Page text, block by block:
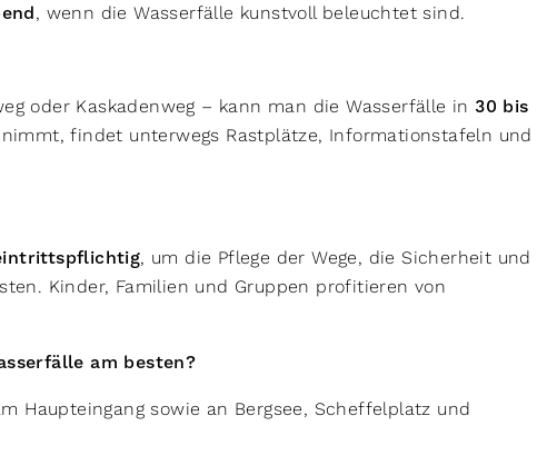
, wenn die Wasserfälle kunstvoll beleuchtet sind.
oder Kaskadenweg – kann man die Wasserfälle in 30 bis
findet unterwegs Rastplätze, Informationstafeln und
, um die Pflege der Wege, die Sicherheit und
Kinder, Familien und Gruppen profitieren von
am besten?
Haupteingang sowie an Bergsee, Scheffelplatz und